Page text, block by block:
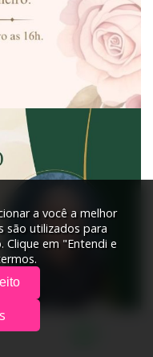
a você a melhor
são utilizados para
Clique em "Entendi e